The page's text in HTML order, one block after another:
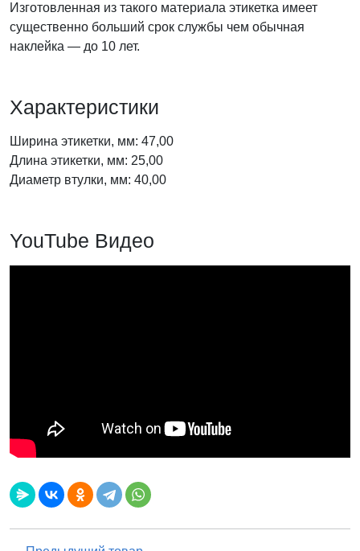
Изготовленная из такого материала этикетка имеет
существенно больший срок службы чем обычная
наклейка — до 10 лет.
Характеристики
Ширина этикетки, мм: 47,00
Длина этикетки, мм: 25,00
Диаметр втулки, мм: 40,00
YouTube Видео